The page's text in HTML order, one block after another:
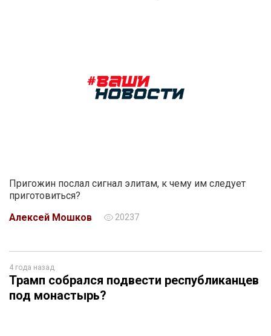
Пригожин послал сигнал элитам, к чему им следует
приготовиться?
Алексей Мошков
20237
4 года назад
Трамп собрался подвести республиканцев
под монастырь?